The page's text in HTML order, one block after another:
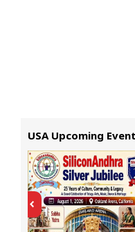
USA Upcoming